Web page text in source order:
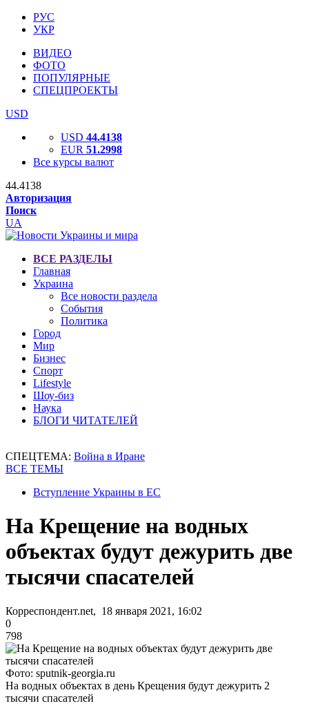
РУС
УКР
ВИДЕО
ФОТО
ПОПУЛЯРНЫЕ
СПЕЦПРОЕКТЫ
USD
USD 44.4138
EUR 51.2998
Все курсы валют
44.4138
Авторизация
Поиск
UA
ВСЕ РАЗДЕЛЫ
Главная
Украина
Все новости раздела
События
Политика
Город
Мир
Бизнес
Спорт
Lifestyle
Шоу-биз
Наука
БЛОГИ ЧИТАТЕЛЕЙ
СПЕЦТЕМА: Война в Иране
ВСЕ ТЕМЫ
Вступление Украины в ЕС
На Крещение на водных
объектах будут дежурить две
тысячи спасателей
Корреспондент.net, 18 января 2021, 16:02
0
798
Фото: sputnik-georgia.ru
На водных объектах в день Крещения будут дежурить 2
тысячи спасателей